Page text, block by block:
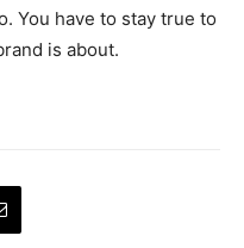
You have to stay true to
is about.